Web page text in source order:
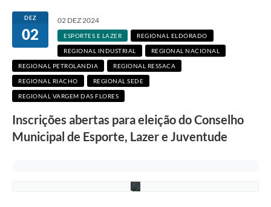
DEZ
02
02 DEZ 2024
ESPORTES E LAZER REGIONAL ELDORADO
REGIONAL INDUSTRIAL REGIONAL NACIONAL
REGIONAL PETROLANDIA REGIONAL RESSACA
REGIONAL RIACHO REGIONAL SEDE
REGIONAL VARGEM DAS FLORES
Inscrições abertas para eleição do Conselho
Municipal de Esporte, Lazer e Juventude
i
x
l
.
c
F
e